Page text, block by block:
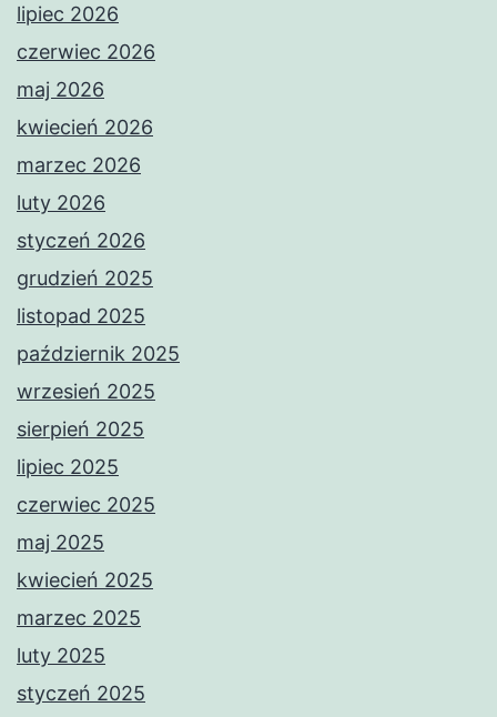
lipiec 2026
czerwiec 2026
maj 2026
kwiecień 2026
marzec 2026
luty 2026
styczeń 2026
grudzień 2025
listopad 2025
październik 2025
wrzesień 2025
sierpień 2025
lipiec 2025
czerwiec 2025
maj 2025
kwiecień 2025
marzec 2025
luty 2025
styczeń 2025